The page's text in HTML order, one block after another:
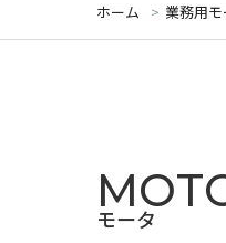
ホーム 業務用
モータ